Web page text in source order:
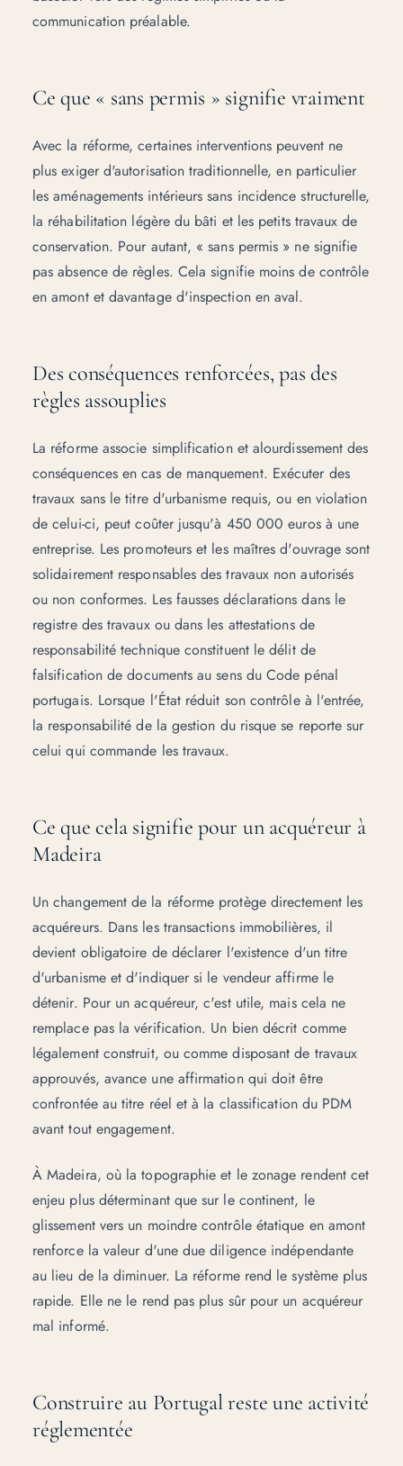
communication préalable.
Ce que « sans permis » signifie vraiment
Avec la réforme, certaines interventions peuvent ne
plus exiger d'autorisation traditionnelle, en particulier
les aménagements intérieurs sans incidence structurelle,
la réhabilitation légère du bâti et les petits travaux de
conservation. Pour autant, « sans permis » ne signifie
pas absence de règles. Cela signifie moins de contrôle
en amont et davantage d'inspection en aval.
Des conséquences renforcées, pas des
règles assouplies
La réforme associe simplification et alourdissement des
conséquences en cas de manquement. Exécuter des
travaux sans le titre d'urbanisme requis, ou en violation
de celui-ci, peut coûter jusqu'à 450 000 euros à une
entreprise. Les promoteurs et les maîtres d'ouvrage sont
solidairement responsables des travaux non autorisés
ou non conformes. Les fausses déclarations dans le
registre des travaux ou dans les attestations de
responsabilité technique constituent le délit de
falsification de documents au sens du Code pénal
portugais. Lorsque l'État réduit son contrôle à l'entrée,
la responsabilité de la gestion du risque se reporte sur
celui qui commande les travaux.
Ce que cela signifie pour un acquéreur à
Madeira
Un changement de la réforme protège directement les
acquéreurs. Dans les transactions immobilières, il
devient obligatoire de déclarer l'existence d'un titre
d'urbanisme et d'indiquer si le vendeur affirme le
détenir. Pour un acquéreur, c'est utile, mais cela ne
remplace pas la vérification. Un bien décrit comme
légalement construit, ou comme disposant de travaux
approuvés, avance une affirmation qui doit être
confrontée au titre réel et à la classification du PDM
avant tout engagement.
À Madeira, où la topographie et le zonage rendent cet
enjeu plus déterminant que sur le continent, le
glissement vers un moindre contrôle étatique en amont
renforce la valeur d'unedue diligence indépendante
au lieu de la diminuer. La réforme rend le système plus
rapide. Elle ne le rend pas plus sûr pour un acquéreur
mal informé.
Construire au Portugal reste une activité
réglementée